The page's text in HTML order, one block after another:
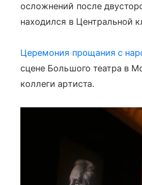
осложнений после
находился в Центральной
Церемония прощания с
сцене Большого театра в
коллеги артиста.